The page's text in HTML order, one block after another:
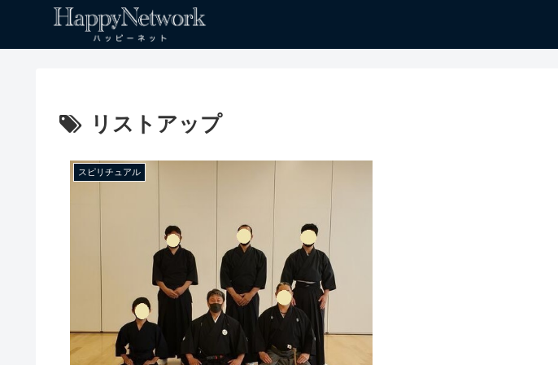
リストアップ
スピリチュアル